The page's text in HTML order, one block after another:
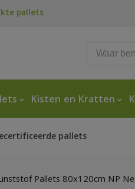
pallets
Kisten en Kratten
pallets
Pallets 80x120cm NP